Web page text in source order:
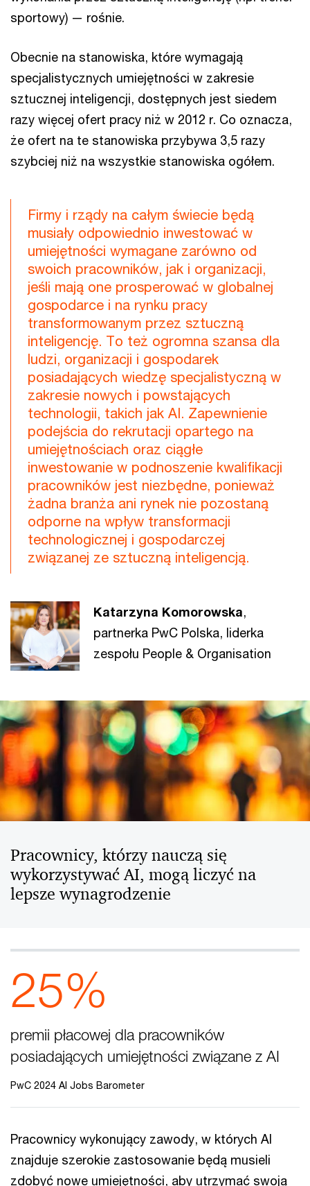
sportowy) — rośnie.
Obecnie na stanowiska, które wymagają
specjalistycznych umiejętności w zakresie
sztucznej inteligencji, dostępnych jest siedem
razy więcej ofert pracy niż w 2012 r. Co oznacza,
że ofert na te stanowiska przybywa 3,5 razy
szybciej niż na wszystkie stanowiska ogółem.
Firmy i rządy na całym świecie będą
musiały odpowiednio inwestować w
umiejętności wymagane zarówno od
swoich pracowników, jak i organizacji,
jeśli mają one prosperować w globalnej
gospodarce i na rynku pracy
transformowanym przez sztuczną
inteligencję. To też ogromna szansa dla
ludzi, organizacji i gospodarek
posiadających wiedzę specjalistyczną w
zakresie nowych i powstających
technologii, takich jak AI. Zapewnienie
podejścia do rekrutacji opartego na
umiejętnościach oraz ciągłe
inwestowanie w podnoszenie kwalifikacji
pracowników jest niezbędne, ponieważ
żadna branża ani rynek nie pozostaną
odporne na wpływ transformacji
technologicznej i gospodarczej
związanej ze sztuczną inteligencją.
Katarzyna Komorowska,
partnerka PwC Polska, liderka
zespołu People & Organisation
Pracownicy, którzy nauczą się
wykorzystywać AI, mogą liczyć na
lepsze wynagrodzenie
25%
premii płacowej dla pracowników
posiadających umiejętności związane z AI
PwC 2024 AI Jobs Barometer
Pracownicy wykonujący zawody, w których AI
znajduje szerokie zastosowanie będą musieli
zdobyć nowe umiejętności, aby utrzymać swoją